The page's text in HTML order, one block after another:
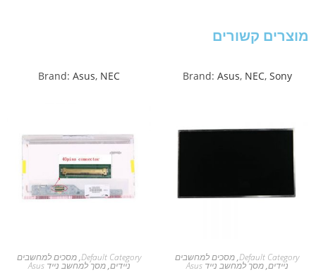
מוצרים קשורים
Brand: Asus, NEC, Sony
Default Category
,מסכים למחשבים
ניידים,מסך למחשב נייד Asus
Brand: Asus, NEC
Default Category
,מסכים למחשבים
ניידים,מסך למחשב נייד Asus